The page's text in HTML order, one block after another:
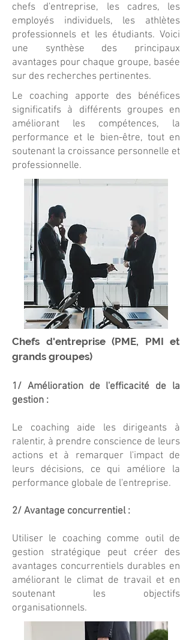
chefs d'entreprise, les cadres, les
employés individuels, les athlètes
professionnels et les étudiants. Voici
une synthèse des principaux
avantages pour chaque groupe, basée
sur des recherches pertinentes.
Le coaching apporte des bénéfices
significatifs à différents groupes en
améliorant les compétences, la
performance et le bien-être, tout en
soutenant la croissance personnelle et
professionnelle.
Chefs d'entreprise (PME, PMI et
grands groupes)
1/ Amélioration de l'efficacité de la
gestion :
Le coaching aide les dirigeants à
ralentir, à prendre conscience de leurs
actions et à remarquer l'impact de
leurs décisions, ce qui améliore la
performance globale de l'entreprise.
2/ Avantage concurrentiel :
Utiliser le coaching comme outil de
gestion stratégique peut créer des
avantages concurrentiels durables en
améliorant le climat de travail et en
soutenant les objectifs
organisationnels.